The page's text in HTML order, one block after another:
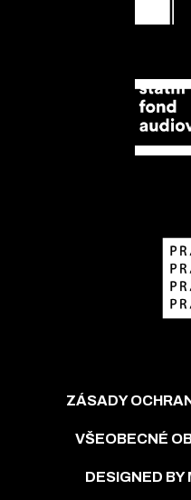
ZÁSADY
VŠEOBECNÉ
DESIGNED BY